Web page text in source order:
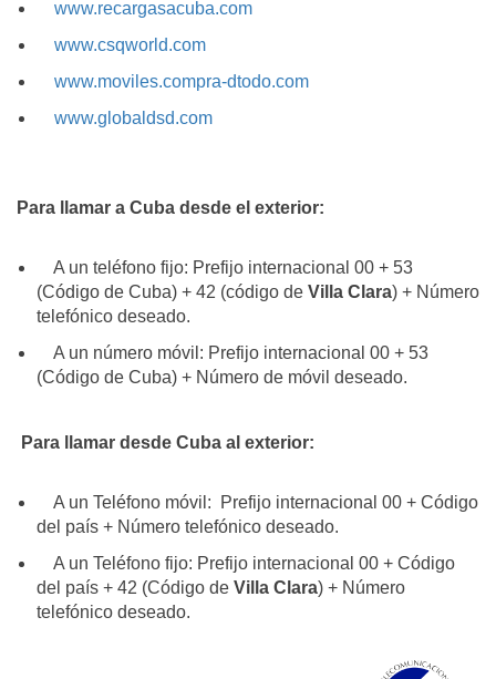
www.recargasacuba.com
www.csqworld.com
www.moviles.compra-dtodo.com
www.globaldsd.com
Para llamar a Cuba desde el exterior:
A un teléfono fijo: Prefijo internacional 00 + 53
(Código de Cuba) + 42 (código de Villa Clara) + Número
telefónico deseado.
A un número móvil: Prefijo internacional 00 + 53
(Código de Cuba) + Número de móvil deseado.
Para llamar desde Cuba al exterior:
A un Teléfono móvil: Prefijo internacional 00 + Código
del país + Número telefónico deseado.
A un Teléfono fijo: Prefijo internacional 00 + Código
del país + 42 (Código de Villa Clara) + Número
telefónico deseado.